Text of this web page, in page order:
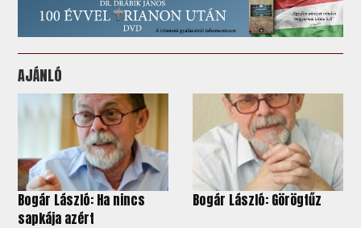
AJÁNLÓ
Bogár László: Ha nincs
sapkája azért
Bogár László: Görögtűz